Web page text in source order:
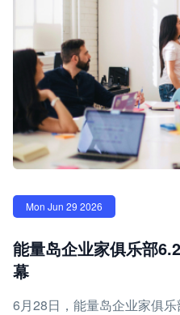
Mon Jun 29 2026
能量岛企业家俱乐部
幕
6月28日，能量岛企业家俱